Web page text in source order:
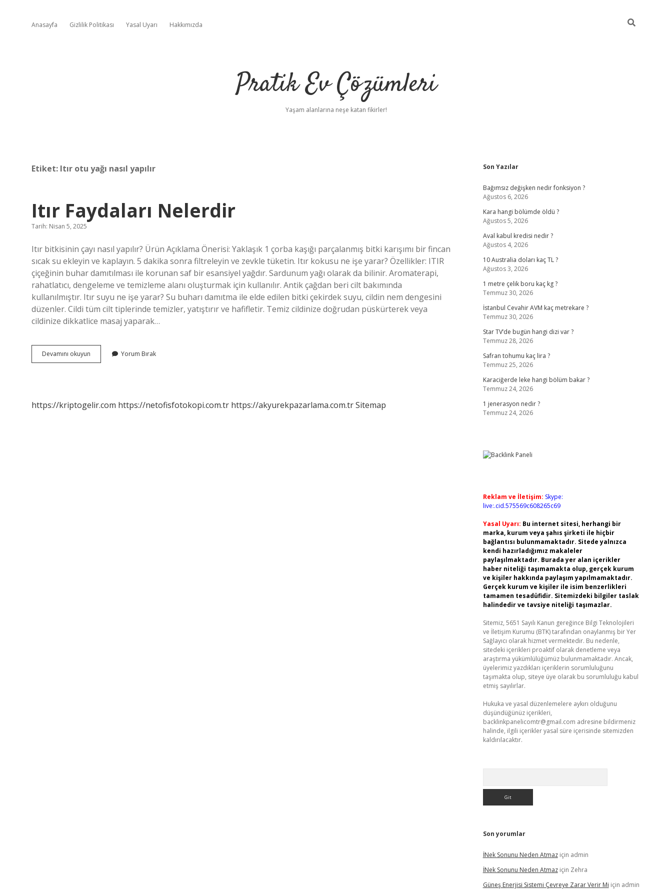
Anasayfa Gizlilik Politikası Yasal Uyarı Hakkımızda
Pratik Ev Çözümleri
Yaşam alanlarına neşe katan fikirler!
Etiket: Itır otu yağı nasıl yapılır
Itır Faydaları Nelerdir
Tarih: Nisan 5, 2025
Itır bitkisinin çayı nasıl yapılır? Ürün Açıklama Önerisi: Yaklaşık 1 çorba kaşığı parçalanmış bitki karışımı bir fincan
sıcak su ekleyin ve kaplayın. 5 dakika sonra filtreleyin ve zevkle tüketin. Itır kokusu ne işe yarar? Özellikler: ITIR
çiçeğinin buhar damıtılması ile korunan saf bir esansiyel yağdır. Sardunum yağı olarak da bilinir. Aromaterapi,
rahatlatıcı, dengeleme ve temizleme alanı oluşturmak için kullanılır. Antik çağdan beri cilt bakımında
kullanılmıştır. Itır suyu ne işe yarar? Su buharı damıtma ile elde edilen bitki çekirdek suyu, cildin nem dengesini
düzenler. Cildi tüm cilt tiplerinde temizler, yatıştırır ve hafifletir. Temiz cildinize doğrudan püskürterek veya
cildinize dikkatlice masaj yaparak…
Devamını okuyun
Faydaları
Yorum Bırak
https://kriptogelir.com https://netofisfotokopi.com.tr https://akyurekpazarlama.com.trSitemap
Sidebar
Son Yazılar
Bağımsız değişken nedir fonksiyon ?
Ağustos 6, 2026
Kara hangi bölümde öldü ?
Ağustos 5, 2026
Aval kabul kredisi nedir ?
Ağustos 4, 2026
10 Australia doları kaç TL ?
Ağustos 3, 2026
1 metre çelik boru kaç kg ?
Temmuz 30, 2026
İstanbul Cevahir AVM kaç metrekare ?
Temmuz 30, 2026
Star TV’de bugün hangi dizi var ?
Temmuz 28, 2026
Safran tohumu kaç lira ?
Temmuz 25, 2026
Karaciğerde leke hangi bölüm bakar ?
Temmuz 24, 2026
1 jenerasyon nedir ?
Temmuz 24, 2026
Reklam ve İletişim: Skype:
live:.cid.575569c608265c69
Yasal Uyarı: Bu internet sitesi, herhangi bir
marka, kurum veya şahıs şirketi ile hiçbir
bağlantısı bulunmamaktadır. Sitede yalnızca
kendi hazırladığımız makaleler
paylaşılmaktadır. Burada yer alan içerikler
haber niteliği taşımamakta olup, gerçek kurum
ve kişiler hakkında paylaşım yapılmamaktadır.
Gerçek kurum ve kişiler ile isim benzerlikleri
tamamen tesadüfidir. Sitemizdeki bilgiler taslak
halindedir ve tavsiye niteliği taşımazlar.
Sitemiz, 5651 Sayılı Kanun gereğince Bilgi Teknolojileri
ve İletişim Kurumu (BTK) tarafından onaylanmış bir Yer
Sağlayıcı olarak hizmet vermektedir. Bu nedenle,
sitedeki içerikleri proaktif olarak denetleme veya
araştırma yükümlülüğümüz bulunmamaktadır. Ancak,
üyelerimiz yazdıkları içeriklerin sorumluluğunu
taşımakta olup, siteye üye olarak bu sorumluluğu kabul
etmiş sayılırlar.
Hukuka ve yasal düzenlemelere aykırı olduğunu
düşündüğünüz içerikleri,
backlinkpanelicomtr@gmail.com adresine bildirmeniz
halinde, ilgili içerikler yasal süre içerisinde sitemizden
kaldırılacaktır.
Son yorumlar
İNek Sonunu Neden Atmaziçin admin
İNek Sonunu Neden Atmaziçin Zehra
Güneş Enerjisi Sistemi Çevreye Zarar Verir Mi için admin